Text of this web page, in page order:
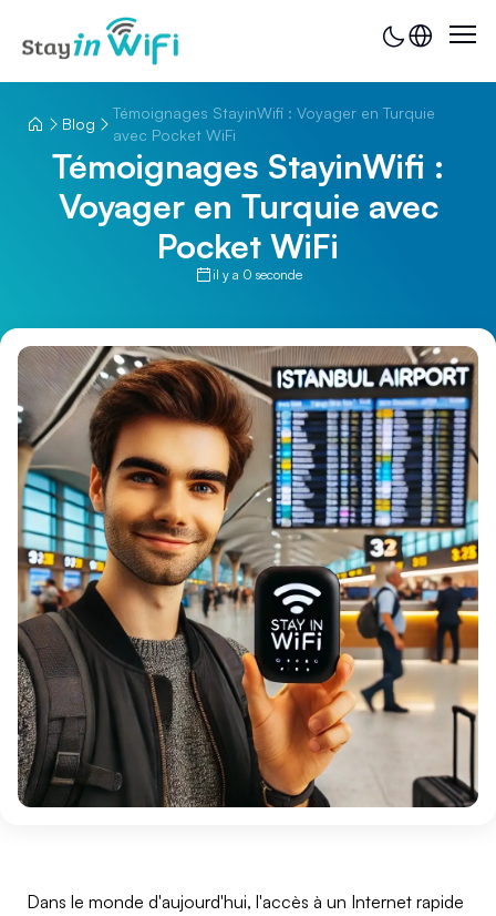
Blog
Témoignages StayinWifi : Voyager en Turquie
avec Pocket WiFi
Témoignages StayinWifi :
Voyager en Turquie avec
Pocket WiFi
il y a 0 seconde
Dans le monde d'aujourd'hui, l'accès à un Internet rapide